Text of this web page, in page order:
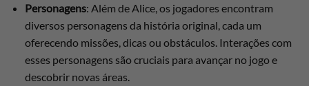
Personagens: Além de Alice, os jogadores encontram
diversos personagens da história original, cada um
oferecendo missões, dicas ou obstáculos. Interações com
esses personagens são cruciais para avançar no jogo e
descobrir novas áreas.